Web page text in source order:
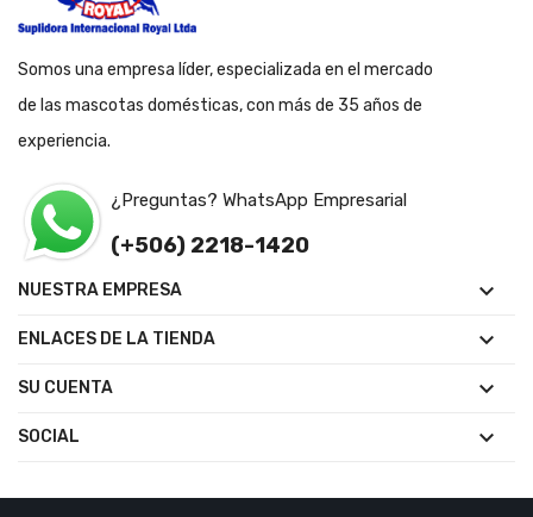
Somos una empresa líder, especializada en el mercado
de las mascotas domésticas, con más de 35 años de
experiencia.
¿Preguntas? WhatsApp Empresarial
(+506) 2218-1420
NUESTRA EMPRESA 
ENLACES DE LA TIENDA 
SU CUENTA 
SOCIAL 